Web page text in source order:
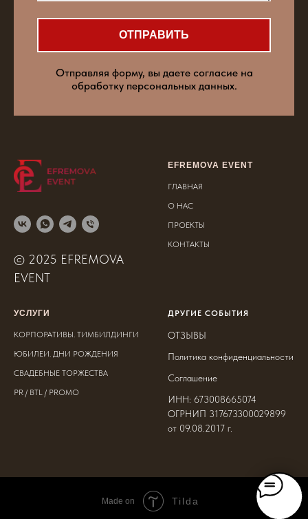
ОТПРАВИТЬ
Отправляя форму, вы даете согласие на
обработку персональных данных.
© 2025 EFREMOVA
EVENT
EFREMOVA EVENT
ГЛАВНАЯ
О НАС
ПРОЕКТЫ
КОНТАКТЫ
УСЛУГИ
КОРПОРАТИВЫ. ТИМБИЛДИНГИ
ЮБИЛЕИ. ДНИ РОЖДЕНИЯ
СВАДЕБНЫЕ ТОРЖЕСТВА
PR / BTL / PROMO
ДРУГИЕ СОБЫТИЯ
ОТЗЫВЫ
Политика конфиденциальности
Соглашение
ИНН: 673008665074
ОГРНИП 317673300029899
от 09.08.2017 г.
Made on Tilda